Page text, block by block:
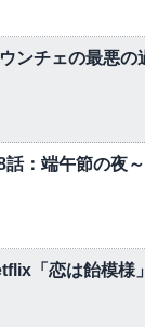
ンチェの最悪
：端午節の夜
「恋は飴模